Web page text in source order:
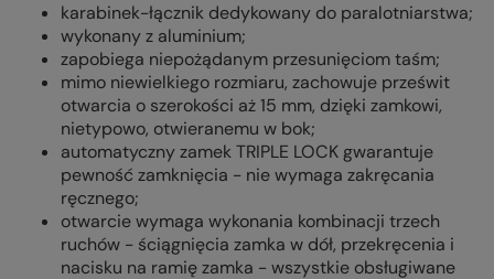
karabinek-łącznik dedykowany do paralotniarstwa;
wykonany z aluminium;
zapobiega niepożądanym przesunięciom taśm;
mimo niewielkiego rozmiaru, zachowuje prześwit
otwarcia o szerokości aż 15 mm, dzięki zamkowi,
nietypowo, otwieranemu w bok;
automatyczny zamek TRIPLE LOCK gwarantuje
pewność zamknięcia - nie wymaga zakręcania
ręcznego;
otwarcie wymaga wykonania kombinacji trzech
ruchów - ściągnięcia zamka w dół, przekręcenia i
nacisku na ramię zamka - wszystkie obsługiwane